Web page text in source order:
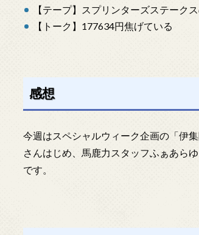
【テープ】スプリンターズステーク
【トーク】177634円焦げている
感想
今週はスペシャルウィーク企画の「伊
さんはじめ、馬鹿力スタッフふぁあら
です。